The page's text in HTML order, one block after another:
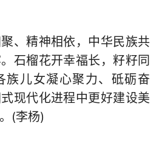
、精神相依，中华民族共
石榴花开幸福长，籽籽同
族儿女凝心聚力、砥砺奋
现代化进程中更好建设美
(李杨)